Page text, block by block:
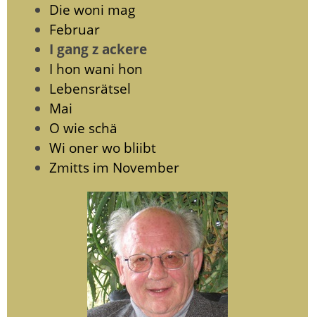
Die woni mag
Februar
I gang z ackere
I hon wani hon
Lebensrätsel
Mai
O wie schä
Wi oner wo bliibt
Zmitts im November